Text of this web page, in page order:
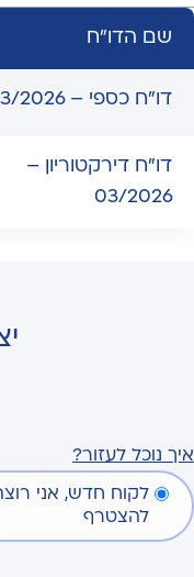
שם הדו"ח
דו"ח כספי – 03/2026
דו"ח דירקטוריון –
03/2026
איך נוכל לעזור?
לקוח חדש, אני
להצטרף